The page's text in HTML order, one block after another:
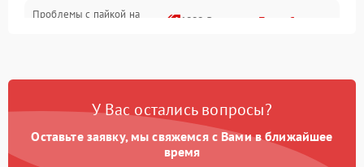
Проблемы с пайкой на
1000 ₽ Подробнее →
процессора
Повреждение внутренних
проводов
500 ₽
У Вас остались вопросы?
Оставьте заявку, мы свяжемся с Вами в ближайшее
время